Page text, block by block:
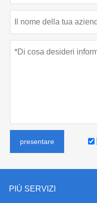
presentare
PIÙ SERVIZI